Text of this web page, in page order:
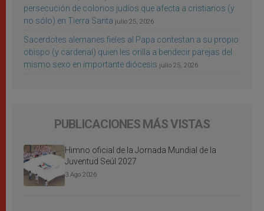
persecución de colonos judíos que afecta a cristianos (y
no sólo) en Tierra Santa julio 25, 2026
Sacerdotes alemanes fieles al Papa contestan a su propio
obispo (y cardenal) quien les orilla a bendecir parejas del
mismo sexo en importante diócesis julio 25, 2026
PUBLICACIONES MÁS VISTAS
Himno oficial de la Jornada Mundial de la
Juventud Seúl 2027
3 Ago 2026